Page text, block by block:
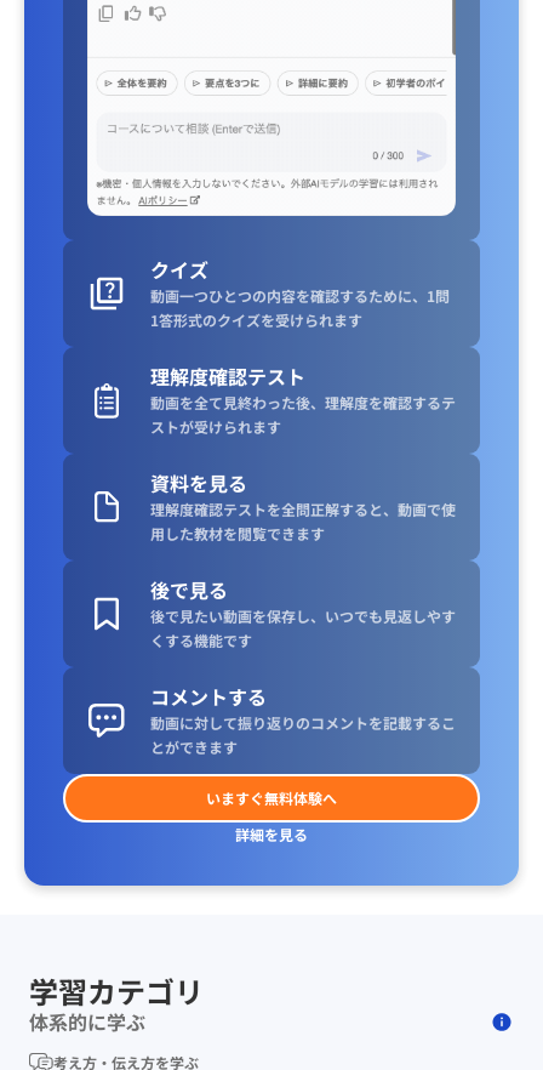
クイズ
動画一つひとつの内容を確認するために、1問
1答形式のクイズを受けられます
理解度確認テスト
動画を全て見終わった後、理解度を確認するテ
ストが受けられます
資料を見る
理解度確認テストを全問正解すると、動画で使
用した教材を閲覧できます
後で見る
後で見たい動画を保存し、いつでも見返しやす
くする機能です
コメントする
動画に対して振り返りのコメントを記載するこ
とができます
いますぐ無料体験へ
詳細を見る
学習カテゴリ
体系的に学ぶ
考え方・伝え方を学ぶ